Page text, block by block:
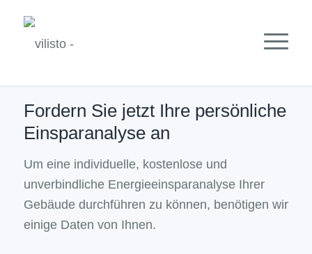
Fordern Sie jetzt Ihre persönliche
Einsparanalyse an
Um eine individuelle, kostenlose und
unverbindliche Energieeinsparanalyse Ihrer
Gebäude durchführen zu können, benötigen wir
einige Daten von Ihnen.